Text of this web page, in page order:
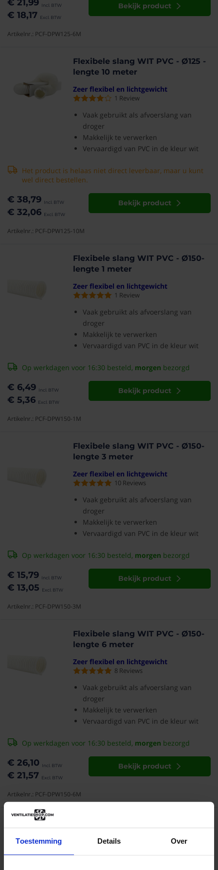
Toestemming Details Over
€ 21,99
€ 18,17
Bekijk product
Artikelnr.: PCF-DPW125-6M
Flexibele slang WIT PVC - Ø125 -
lengte 10 meter
Zeer flexibel en lichtgewicht
1 Review
Vaak gebruikt als afvoerslang van
droger
Makkelijk te verwerken
Vervaardigd van PVC in de kleur wit
€ 38,79
€ 32,06
Het product is helaas niet direct leverbaar, maar u kunt
wel direct bestellen.
Bekijk product
Artikelnr.: PCF-DPW125-10M
Flexibele slang WIT PVC - Ø150-
lengte 1 meter
Zeer flexibel en lichtgewicht
1 Review
Vaak gebruikt als afvoerslang van
droger
Makkelijk te verwerken
Vervaardigd van PVC in de kleur wit
€ 6,49
€ 5,36
Op werkdagen voor 16:30 besteld, morgen bezorgd
Bekijk product
Artikelnr.: PCF-DPW150-1M
Flexibele slang WIT PVC - Ø150-
lengte 3 meter
Zeer flexibel en lichtgewicht
10 Reviews
Vaak gebruikt als afvoerslang van
droger
Makkelijk te verwerken
Vervaardigd van PVC in de kleur wit
€ 15,79
€ 13,05
Op werkdagen voor 16:30 besteld, morgen bezorgd
Bekijk product
Artikelnr.: PCF-DPW150-3M
Flexibele slang WIT PVC - Ø150-
lengte 6 meter
Zeer flexibel en lichtgewicht
8 Reviews
Vaak gebruikt als afvoerslang van
droger
Makkelijk te verwerken
Vervaardigd van PVC in de kleur wit
€ 26,10
€ 21,57
Op werkdagen voor 16:30 besteld, morgen bezorgd
Bekijk product
Artikelnr.: PCF-DPW150-6M